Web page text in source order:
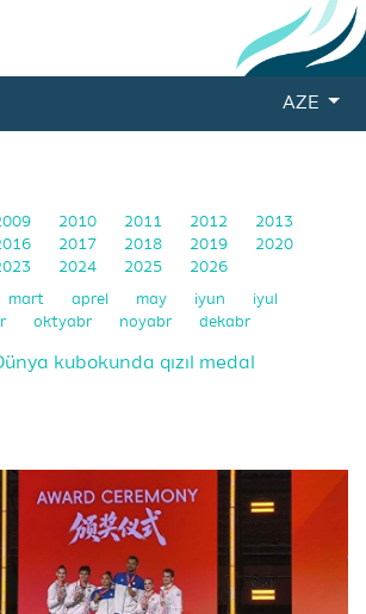
AZE
2010 2011 2012
2013
2017 2018 2019
2020
2024 2025 2026
mart aprel may iyun
iyul
oktyabr noyabr dekabr
kubokunda qızıl medal